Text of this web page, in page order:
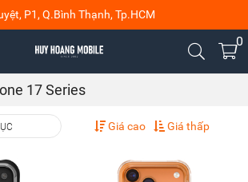
P1, Q.Bình Thạnh, Tp.HCM
0
17 Series
Giá cao Giá thấp